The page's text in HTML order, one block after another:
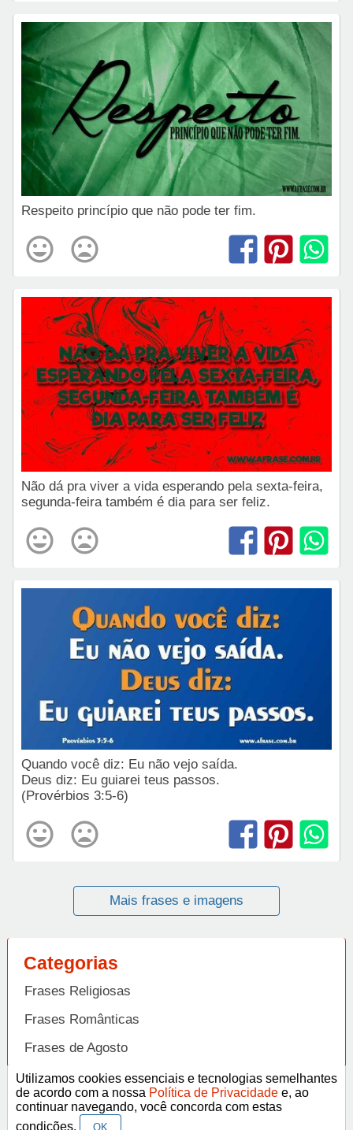
Respeito princípio que não pode ter fim.
Não dá pra viver a vida esperando pela sexta-feira,
segunda-feira também é dia para ser feliz.
Quando você diz: Eu não vejo saída.
Deus diz: Eu guiarei teus passos.
(Provérbios 3:5-6)
Mais frases e imagens
Categorias
Frases Religiosas
Frases Românticas
Frases de Agosto
Frases de Agradecimento
Frases de Amizade
Utilizamos cookies essenciais e tecnologias semelhantes
de acordo com a nossa Política de Privacidade e, ao
continuar navegando, você concorda com estas
condições.
OK